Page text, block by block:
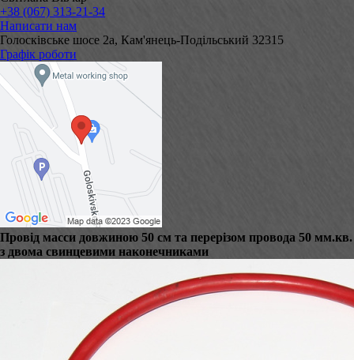
+38 (067) 313-21-34
Написати нам
Голосківське шосе 2а, Кам'янець-Подільський 32315
Графік роботи
Провід масси довжиною 50 см та перерізом провода 50 мм.кв.
з двома свинцевими наконечниками